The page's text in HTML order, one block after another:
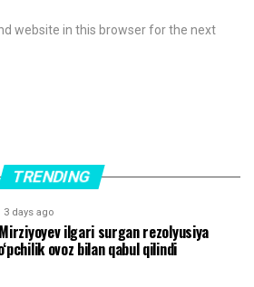
website in this browser for the next
TRENDING
3 days ago
ilgari surgan rezolyusiya
ovoz bilan qabul qilindi